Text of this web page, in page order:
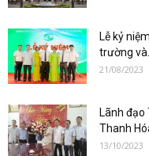
Lễ kỷ
trường và...
21/08/2023
Lãnh đạo
Thanh
13/10/2023